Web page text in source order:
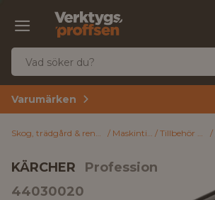
Varumärken
Skog, trädgård & rengöring Maskintillbehör Tillbehör högtryckstvätt
KÄRCHER
Professional
44030020